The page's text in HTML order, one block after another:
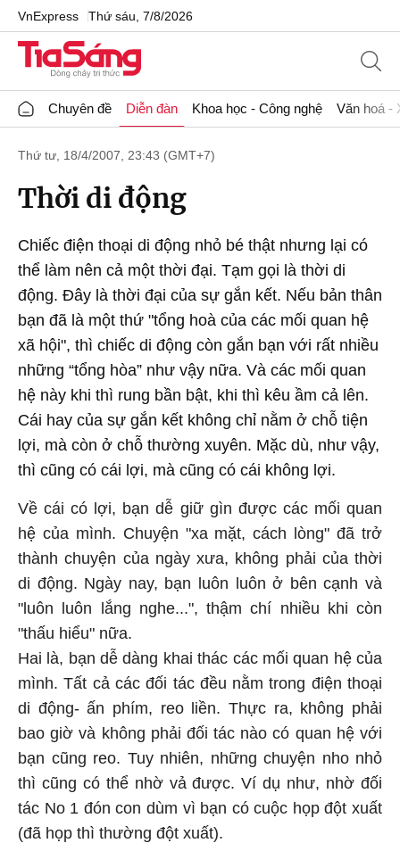
VnExpress Thứ sáu, 7/8/2026
Chuyên đề Diễn đàn Khoa học - Công nghệ Văn hoá -
Thứ tư, 18/4/2007, 23:43 (GMT+7)
Thời di động
Chiếc điện thoại di động nhỏ bé thật nhưng lại có
thể làm nên cả một thời đại. Tạm gọi là thời di
động. Đây là thời đại của sự gắn kết. Nếu bản thân
bạn đã là một thứ "tổng hoà của các mối quan hệ
xã hội", thì chiếc di động còn gắn bạn với rất nhiều
những “tổng hòa” như vậy nữa. Và các mối quan
hệ này khi thì rung bần bật, khi thì kêu ầm cả lên.
Cái hay của sự gắn kết không chỉ nằm ở chỗ tiện
lợi, mà còn ở chỗ thường xuyên. Mặc dù, như vậy,
thì cũng có cái lợi, mà cũng có cái không lợi.
Về cái có lợi, bạn dễ giữ gìn được các mối quan
hệ của mình. Chuyện "xa mặt, cách lòng" đã trở
thành chuyện của ngày xưa, không phải của thời
di động. Ngày nay, bạn luôn luôn ở bên cạnh và
"luôn luôn lắng nghe...", thậm chí nhiều khi còn
"thấu hiểu" nữa.
Hai là, bạn dễ dàng khai thác các mối quan hệ của
mình. Tất cả các đối tác đều nằm trong điện thoại
di động- ấn phím, reo liền. Thực ra, không phải
bao giờ và không phải đối tác nào có quan hệ với
bạn cũng reo. Tuy nhiên, những chuyện nho nhỏ
thì cũng có thể nhờ vả được. Ví dụ như, nhờ đối
tác No 1 đón con dùm vì bạn có cuộc họp đột xuất
(đã họp thì thường đột xuất).